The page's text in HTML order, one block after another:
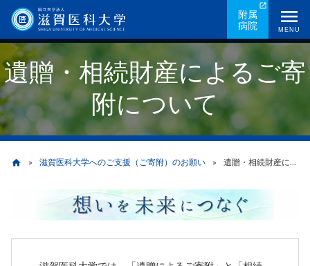
ン
コ
ン
テ
ン
ツ
動
附属
病院
MENU
遺贈・相続財産によるご寄
附について
ン
く
home 滋賀医科大学へのご支援（ご寄附）のお願い 遺贈・相続財産によるご寄附について